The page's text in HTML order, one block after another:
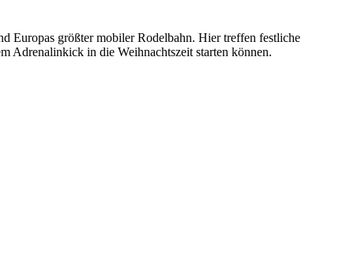
Europas größter mobiler Rodelbahn. Hier treffen festliche
Adrenalinkick in die Weihnachtszeit starten können.